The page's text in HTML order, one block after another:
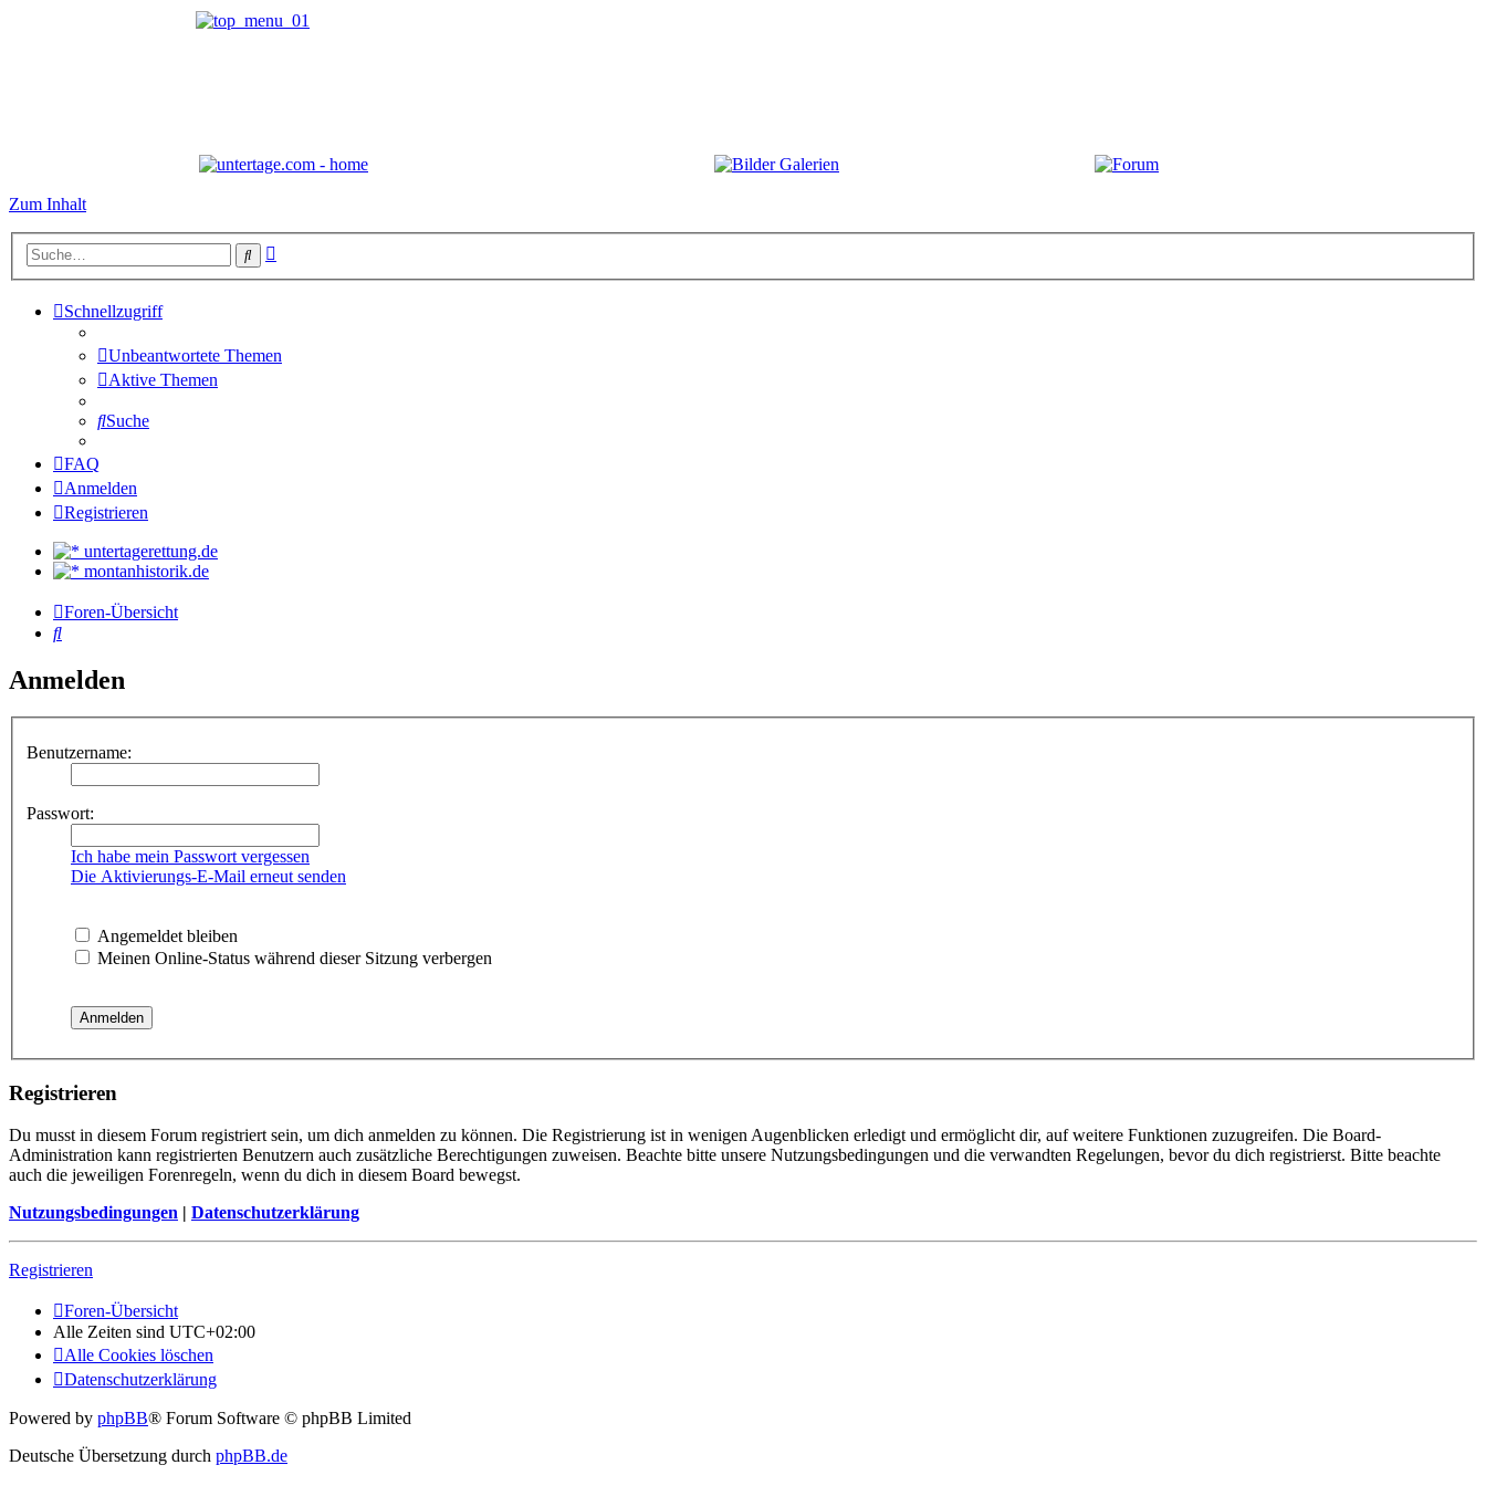
Zum Inhalt
Suche
Schnellzugriff
Unbeantwortete Themen
Aktive Themen
Suche
FAQ
Anmelden
Registrieren
untertagerettung.de
montanhistorik.de
Foren-Übersicht
Suche
Anmelden
Benutzername:
Passwort:
Ich habe mein Passwort vergessen
Die Aktivierungs-E-Mail erneut senden
Angemeldet bleiben
Meinen Online-Status während dieser Sitzung verbergen
Registrieren
Du musst in diesem Forum registriert sein, um dich anmelden zu können. Die Registrierung ist in wenigen Augenblicken erledigt und ermöglicht dir, auf weitere Funktionen zuzugreifen. Die Board-
Administration kann registrierten Benutzern auch zusätzliche Berechtigungen zuweisen. Beachte bitte unsere Nutzungsbedingungen und die verwandten Regelungen, bevor du dich registrierst. Bitte beachte
auch die jeweiligen Forenregeln, wenn du dich in diesem Board bewegst.
Nutzungsbedingungen | Datenschutzerklärung
Registrieren
Foren-Übersicht
Alle Zeiten sind UTC+02:00
Alle Cookies löschen
Datenschutzerklärung
Powered by phpBB® Forum Software © phpBB Limited
Deutsche Übersetzung durch phpBB.de